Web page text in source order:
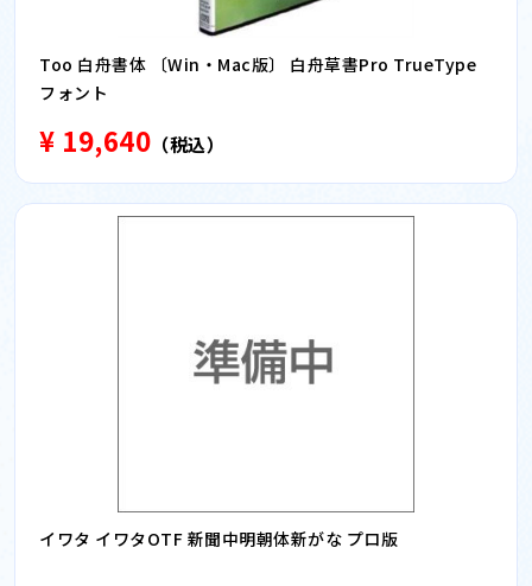
Too 白舟書体 〔Win・Mac版〕 白舟草書Pro TrueType
フォント
¥ 19,640 （税込）
イワタ イワタOTF 新聞中明朝体新がな プロ版